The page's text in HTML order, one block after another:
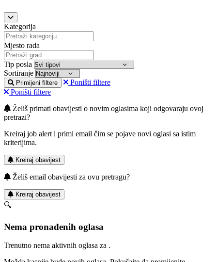
Kategorija
Mjesto rada
Tip posla
Sortiranje
Primijeni filtere
Poništi filtere
Poništi filtere
Želiš primati obavijesti o novim oglasima koji odgovaraju ovoj
pretrazi?
Kreiraj job alert i primi email čim se pojave novi oglasi sa istim
kriterijima.
Kreiraj obavijest
Želiš email obavijesti za ovu pretragu?
Kreiraj obavijest
🔍
Nema pronađenih oglasa
Trenutno nema aktivnih oglasa za .